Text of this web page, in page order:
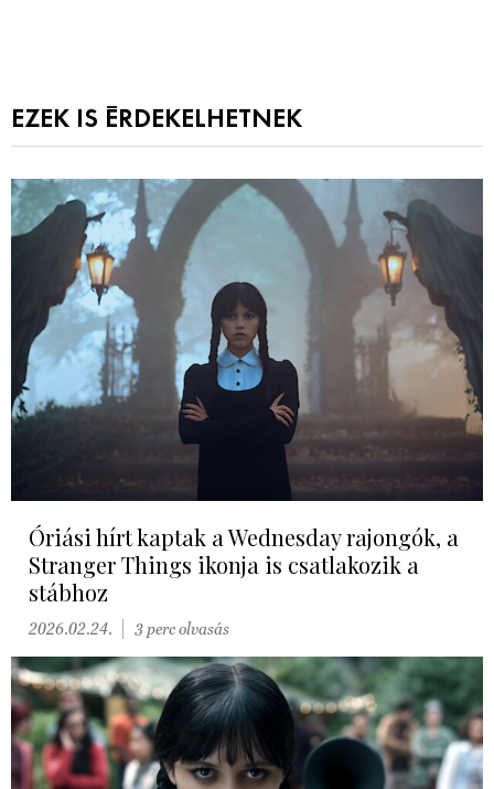
EZEK IS ÉRDEKELHETNEK
Óriási hírt kaptak a Wednesday rajongók, a
Stranger Things ikonja is csatlakozik a
stábhoz
2026.02.24. 3 perc olvasás